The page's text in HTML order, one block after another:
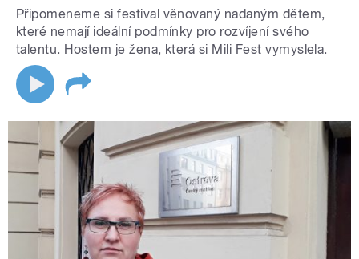
Připomeneme si festival věnovaný nadaným dětem,
které nemají ideální podmínky pro rozvíjení svého
talentu. Hostem je žena, která si Mili Fest vymyslela.